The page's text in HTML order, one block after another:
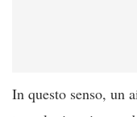
In questo senso, un